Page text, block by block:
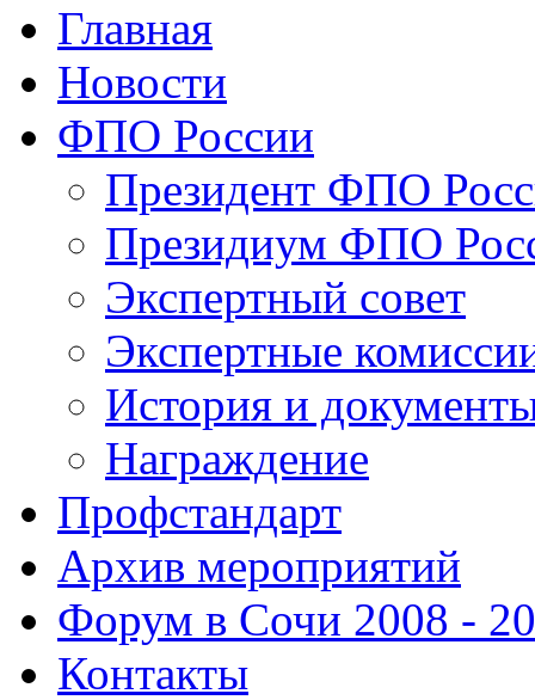
Главная
Новости
ФПО России
Президент ФПО
Президиум ФПО
Экспертный совет
Экспертные
История и
Награждение
Профстандарт
Архив мероприятий
Форум в Сочи 2008 -
Контакты